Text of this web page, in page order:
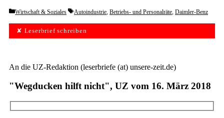
Categories
Wirtschaft & Soziales Tags
Autoindustrie, Betriebs- und Personalräte, Daimler-Benz
✘ Leserbrief schreiben
An die UZ-Redaktion (leserbriefe (at) unsere-zeit.de)
"Wegducken hilft nicht", UZ vom 16. März 2018